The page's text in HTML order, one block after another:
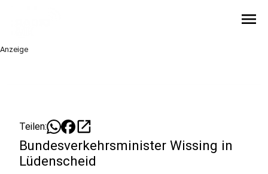
menu
Anzeige
Teilen: open_in_new
Bundesverkehrsminister Wissing in
Lüdenscheid